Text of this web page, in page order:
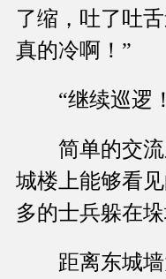
了缩，吐了吐
真的冷啊！”
“继续巡逻
简单的交流
城楼上能够看
多的士兵躲在
距离东城墙